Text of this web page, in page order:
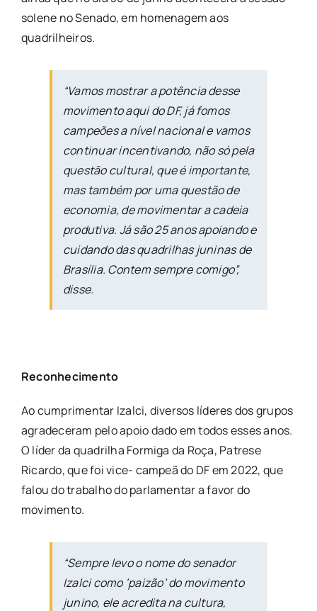
solene no Senado, em homenagem aos
quadrilheiros.
“Vamos mostrar a potência desse
movimento aqui do DF, já fomos
campeões a nível nacional e vamos
continuar incentivando, não só pela
questão cultural, que é importante,
mas também por uma questão de
economia, de movimentar a cadeia
produtiva. Já são 25 anos apoiando e
cuidando das quadrilhas juninas de
Brasília. Contem sempre comigo”,
disse.
Reconhecimento
Ao cumprimentar Izalci, diversos líderes dos grupos
agradeceram pelo apoio dado em todos esses anos.
O líder da quadrilha Formiga da Roça, Patrese
Ricardo, que foi vice- campeã do DF em 2022, que
falou do trabalho do parlamentar a favor do
movimento.
“Sempre levo o nome do senador
Izalci como ‘paizão’ do movimento
junino, ele acredita na cultura,